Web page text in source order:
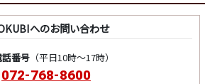
へのお問い合わせ
話番号（平日10時～17時）
072-768-8600